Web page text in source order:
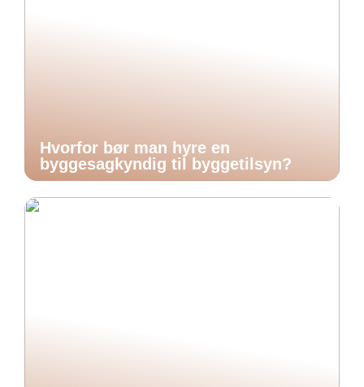
Hvorfor bør man hyre en
byggesagkyndig til byggetilsyn?